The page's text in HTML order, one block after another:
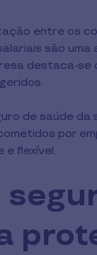
entre os
são
destaca-se
de saúde
por
e flexível.